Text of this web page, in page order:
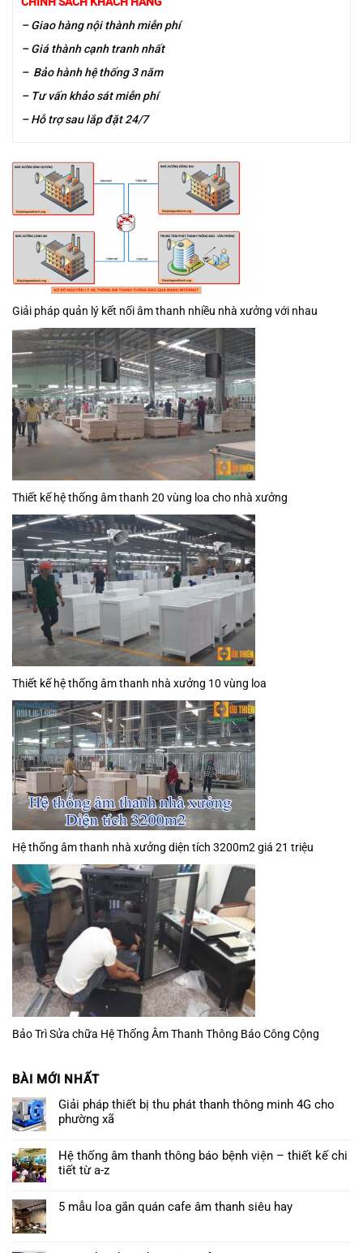
– Giao hàng nội thành miễn phí
– Giá thành cạnh tranh nhất
– Bảo hành hệ thống 3 năm
– Tư vấn khảo sát miễn phí
– Hỗ trợ sau lắp đặt 24/7
Giải pháp quản lý kết nối âm thanh nhiều nhà xưởng với nhau
Thiết kế hệ thống âm thanh 20 vùng loa cho nhà xưởng
Thiết kế hệ thống âm thanh nhà xưởng 10 vùng loa
Hệ thống âm thanh nhà xưởng diện tích 3200m2 giá 21 triệu
Bảo Trì Sửa chữa Hệ Thống Âm Thanh Thông Báo Công Cộng
BÀI MỚI NHẤT
Giải pháp thiết bị thu phát thanh thông minh 4G cho
phường xã
Hệ thống âm thanh thông báo bệnh viện – thiết kế chi
tiết từ a-z
5 mẫu loa gắn quán cafe âm thanh siêu hay